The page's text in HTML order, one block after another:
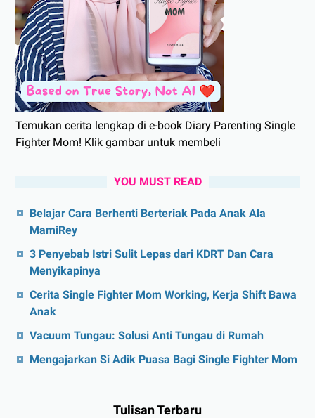
Temukan cerita lengkap di e-book Diary Parenting Single
Fighter Mom! Klik gambar untuk membeli
YOU MUST READ
Belajar Cara Berhenti Berteriak Pada Anak Ala
MamiRey
3 Penyebab Istri Sulit Lepas dari KDRT Dan Cara
Menyikapinya
Cerita Single Fighter Mom Working, Kerja Shift Bawa
Anak
Vacuum Tungau: Solusi Anti Tungau di Rumah
Mengajarkan Si Adik Puasa Bagi Single Fighter Mom
Tulisan Terbaru